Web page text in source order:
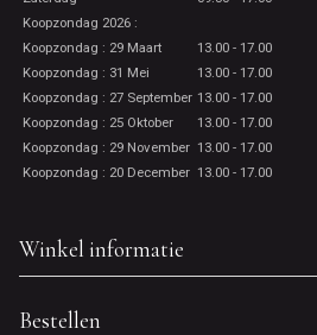
Koopzondag 2026 :
Koopzondag : 29 Maart
13.00 - 17.00
Koopzondag : 31 Mei
13.00 - 17.00
Koopzondag : 27 September 13.00 - 17.00
Koopzondag : 25 Oktober
13.00 - 17.00
Koopzondag : 29 November 13.00 - 17.00
Koopzondag : 20 December 13.00 - 17.00
Winkel informatie
Bestellen